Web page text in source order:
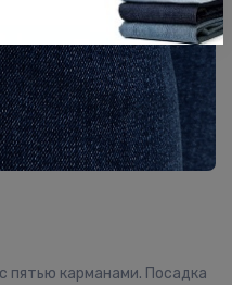
пятью карманами. Посадка